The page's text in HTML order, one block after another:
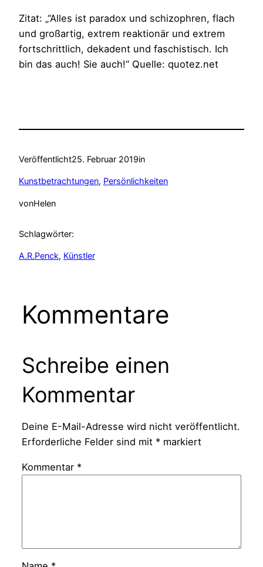
Zitat: „“Alles ist paradox und schizophren, flach
und großartig, extrem reaktionär und extrem
fortschrittlich, dekadent und faschistisch. Ich
bin das auch! Sie auch!“ Quelle: quotez.net
Veröffentlicht25. Februar 2019in
Kunstbetrachtungen, Persönlichkeiten
vonHelen
Schlagwörter:
A.R.Penck, Künstler
Kommentare
Schreibe einen
Kommentar
Deine E-Mail-Adresse wird nicht veröffentlicht.
Erforderliche Felder sind mit *markiert
Kommentar *